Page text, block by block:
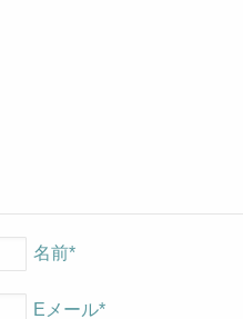
名前*
Eメール*